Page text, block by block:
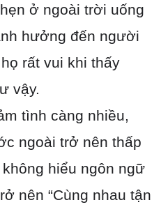
ở ngoài trời uống
hưởng đến người
rất vui khi thấy
vậy.
tình càng nhiều,
ngoài trở nên thấp
hiểu ngôn ngữ
nên “Cùng nhau tận